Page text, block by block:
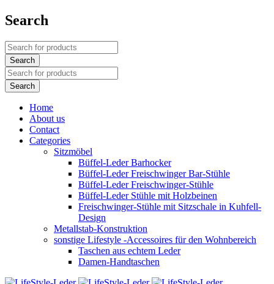
Search
Home
About us
Contact
Categories
Sitzmöbel
Büffel-Leder Barhocker
Büffel-Leder Freischwinger Bar-Stühle
Büffel-Leder Freischwinger-Stühle
Büffel-Leder Stühle mit Holzbeinen
Freischwinger-Stühle mit Sitzschale in Kuhfell-
Design
Metallstab-Konstruktion
sonstige Lifestyle -Accessoires für den Wohnbereich
Taschen aus echtem Leder
Damen-Handtaschen